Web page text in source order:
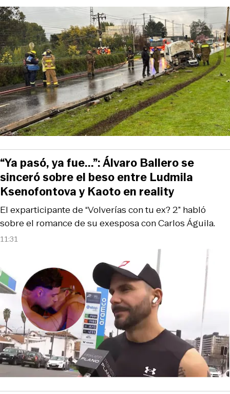
11:31
El exparticipante de “Volverías con tu ex? 2” habló
sobre el romance de su exesposa con Carlos Águila.
“Ya pasó, ya fue...”: Álvaro Ballero se
sinceró sobre el beso entre Ludmila
Ksenofontova y Kaoto en reality